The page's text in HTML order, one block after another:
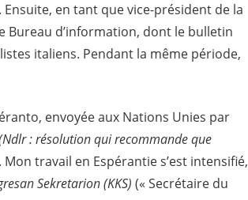
Ensuite, en tant que vice-président de la
Bureau d’information, dont le bulletin
italiens. Pendant la même période,
envoyée aux Nations Unies par
: résolution qui recommande que
. Mon travail en Espérantie s’est intensifié,
Sekretarion (KKS) (« Secrétaire du